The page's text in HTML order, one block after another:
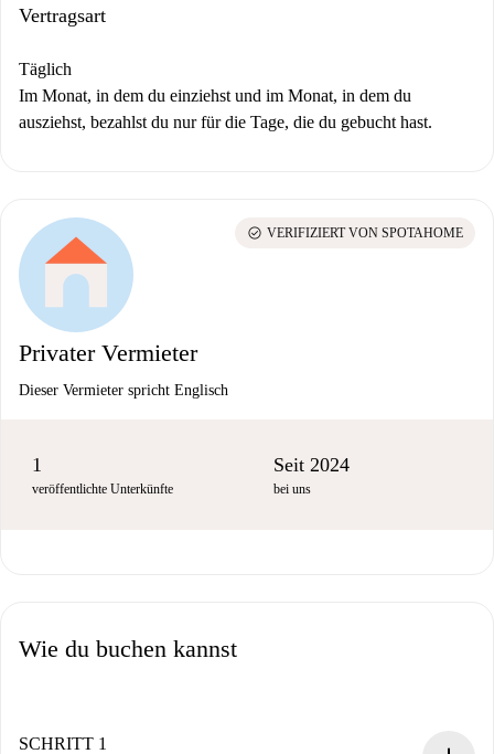
Vertragsart
Täglich
Im Monat, in dem du einziehst und im Monat, in dem du
ausziehst, bezahlst du nur für die Tage, die du gebucht hast.
Privater Vermieter
Dieser Vermieter spricht Englisch
check_circle VERIFIZIERT VON SPOTAHOME
1
veröffentlichte Unterkünfte
Seit 2024
bei uns
Wie du buchen kannst
SCHRITT 1